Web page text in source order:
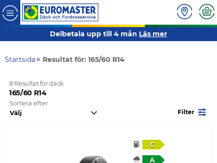
Delbetala upp till 4 mån Läs mer
Startsida Resultat för: 165/60 R14
8 Resultat för däck
165/60 R14
Sortera efter
Filter
C
A